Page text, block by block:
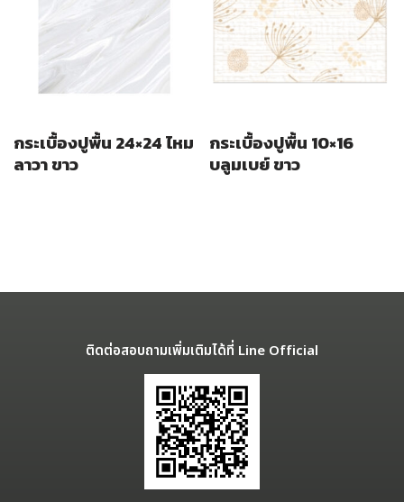
กระเบื้องปูพื้น 24×24 ไหม
ลาวา ขาว
กระเบื้องปูพื้น 10×16
บลูมเบย์ ขาว
ติดต่อสอบถามเพิ่มเติมได้ที่ Line Official